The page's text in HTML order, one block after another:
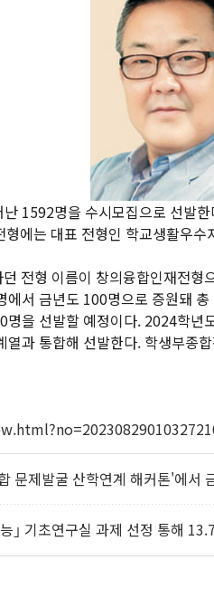
1592명을 수시모집으로 선발
에는 대표 전형인 학교생활우
전형 이름이 창의융합인재전
서 금년도 100명으로 증원돼
을 선발할 예정이다. 2024학
과 통합해 선발한다. 학생부종
문제발굴 산학연계 해커톤'에서
｣ 기초연구실 과제 선정 통해